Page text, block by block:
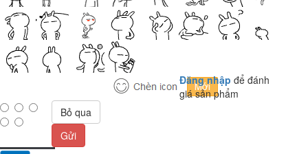
Đăng nhập để đánh
giá sản phẩm
Bỏ qua
Gửi